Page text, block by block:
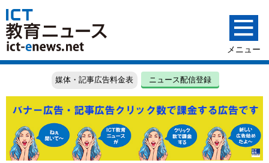
媒体・記事広告料金表 ニュース配信登録